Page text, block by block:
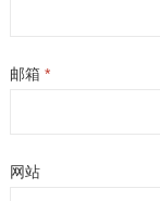
邮箱 *
网站